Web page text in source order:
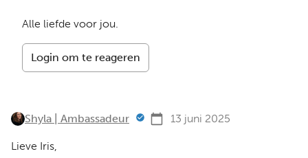
Alle liefde voor jou.
Login om te reageren
Shyla | Ambassadeur 13 juni 2025
Lieve Iris,